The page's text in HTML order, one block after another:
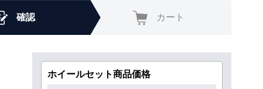
確認 カート
ホイールセット商品価格